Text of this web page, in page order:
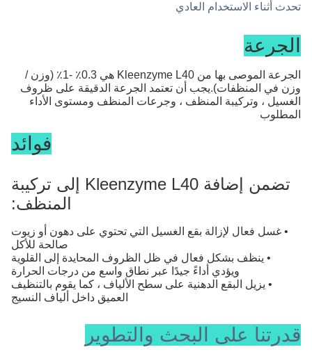
تحدث أثناء الاستخدام العادي
الجرعة
الجرعة الموصى بها من Kleenzyme L40 هي 0.3٪ -1٪ (وزن /
وزن في المنظفات).يجب أن تعتمد الجرعة الدقيقة على ظروف
الغسيل ، وتركيبة المنظف ، وجرعات المنظف ومستوى الأداء
المطلوب
فوائد
تضمن إضافة Kleenzyme L40 إلى تركيبة
المنظف:
• غسل فعال لإزالة بقع الغسيل التي تحتوي على دهون أو زيوت
صالحة للأكل
• ينظف بشكل فعال في ظل الظروف المحايدة إلى القلوية
ويؤدي أداءً جيدًا عبر نطاق واسع من درجات الحرارة
• يزيل البقع الدهنية على سطح الألياف ، كما يقوم بالتنظيف
العميق داخل ألياف النسيج
قدرتنا على البحث والتطوير